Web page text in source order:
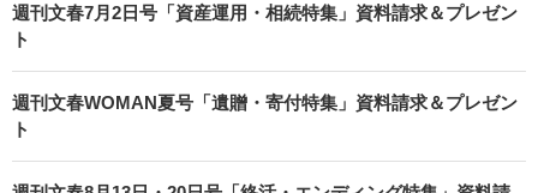
週刊文春7月2日号「資産運用・相続特集」資料請求＆プレゼン
ト
週刊文春WOMAN夏号「遺贈・寄付特集」資料請求＆プレゼン
ト